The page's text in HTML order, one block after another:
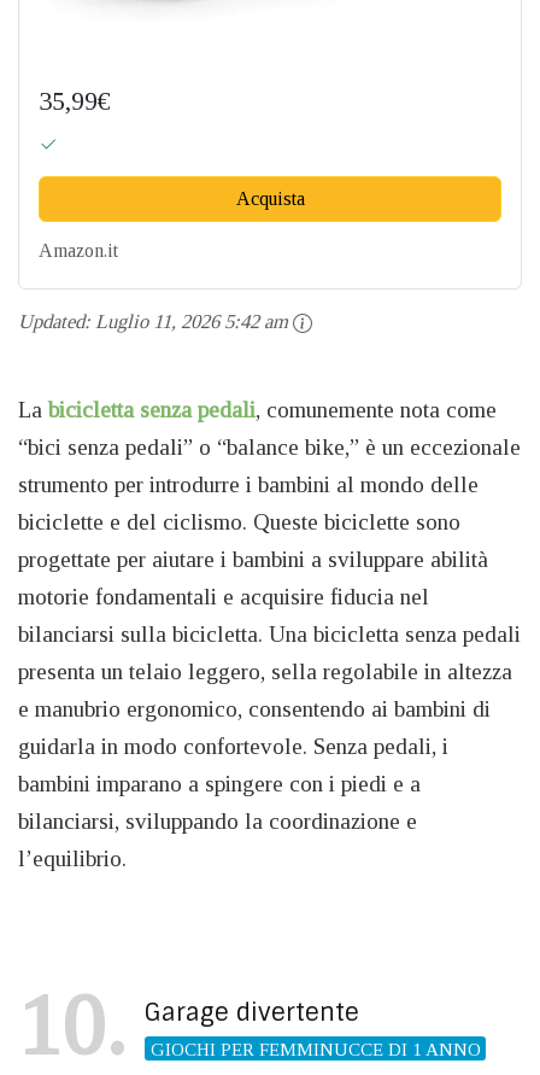
35,99€
Acquista
Amazon.it
Updated: Luglio 11, 2026 5:42 am
Labicicletta senza pedali, comunemente nota come
“bici senza pedali” o “balance bike,” è un eccezionale
strumento per introdurre i bambini al mondo delle
biciclette e del ciclismo. Queste biciclette sono
progettate per aiutare i bambini a sviluppare abilità
motorie fondamentali e acquisire fiducia nel
bilanciarsi sulla bicicletta. Una bicicletta senza pedali
presenta un telaio leggero, sella regolabile in altezza
e manubrio ergonomico, consentendo ai bambini di
guidarla in modo confortevole. Senza pedali, i
bambini imparano a spingere con i piedi e a
bilanciarsi, sviluppando la coordinazione e
l’equilibrio.
10 Garage divertente
GIOCHI PER FEMMINUCCE DI 1 ANNO